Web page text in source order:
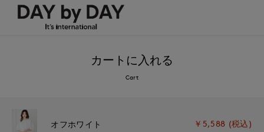
カートに入れる
Cart
オフホワイト ￥5,588 (税込)